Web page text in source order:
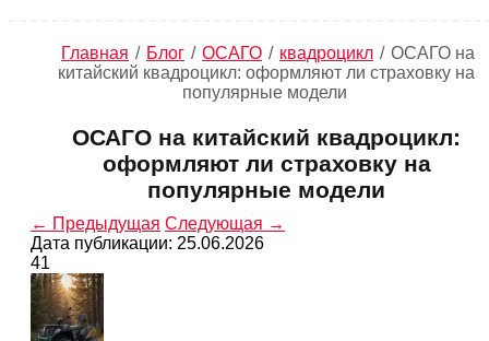
Главная / Блог / ОСАГО / квадроцикл / ОСАГО на
китайский квадроцикл: оформляют ли страховку на
популярные модели
ОСАГО на китайский квадроцикл:
оформляют ли страховку на
популярные модели
← Предыдущая Следующая →
Дата публикации: 25.06.2026
41